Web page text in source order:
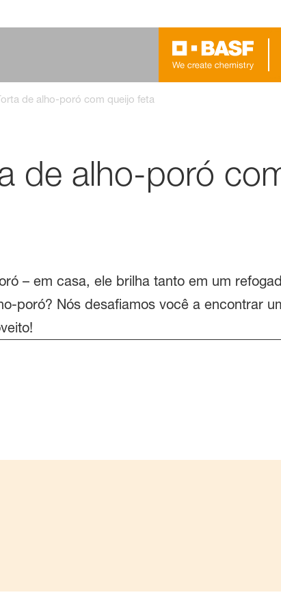
de alho-poró com queijo feta
de alho-poró
– em casa, ele brilha tanto em um
poró? Nós desafiamos você a encontrar